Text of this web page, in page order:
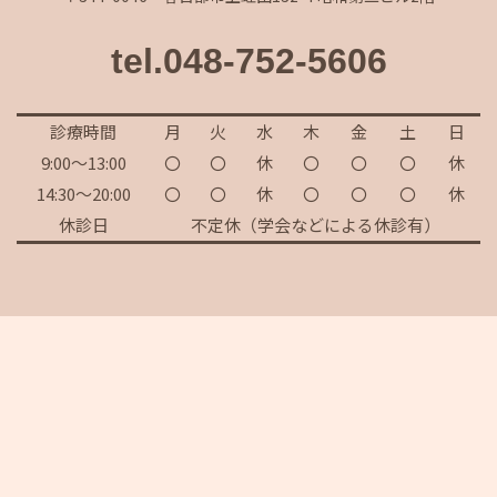
tel.048-752-5606
診療時間 月 火 水 木 金 土
日
9:00～13:00
〇 〇 休 〇 〇 〇
休
14:30～20:00
〇 〇 休 〇 〇 〇
休
休診日
不定休（学会などによる休診有）